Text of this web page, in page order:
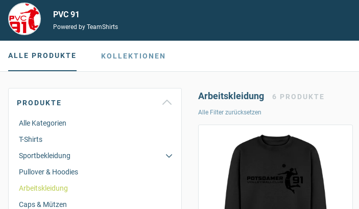
PVC 91
Powered by TeamShirts
ALLE PRODUKTE KOLLEKTIONEN
PRODUKTE
Alle Kategorien
T-Shirts
Sportbekleidung
Pullover & Hoodies
Arbeitskleidung
Caps & Mützen
Arbeitskleidung 6 PRODUKTE
Alle Filter zurücksetzen